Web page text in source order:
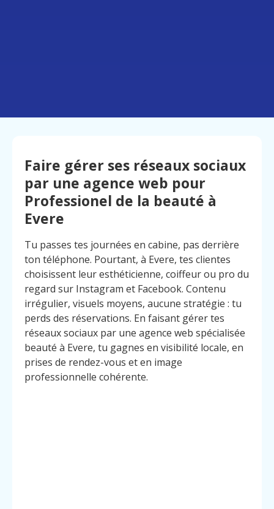
Faire gérer ses réseaux sociaux
par une agence web pour
Professionel de la beauté à
Evere
Tu passes tes journées en cabine, pas derrière
ton téléphone. Pourtant, à Evere, tes clientes
choisissent leur esthéticienne, coiffeur ou pro du
regard sur Instagram et Facebook. Contenu
irrégulier, visuels moyens, aucune stratégie : tu
perds des réservations. En faisant gérer tes
réseaux sociaux par une agence web spécialisée
beauté à Evere, tu gagnes en visibilité locale, en
prises de rendez-vous et en image
professionnelle cohérente.